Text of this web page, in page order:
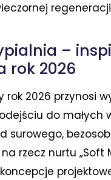
–
rok 2026
rok 2026 przynosi
do małych
surowego,
rzecz nurtu „Soft